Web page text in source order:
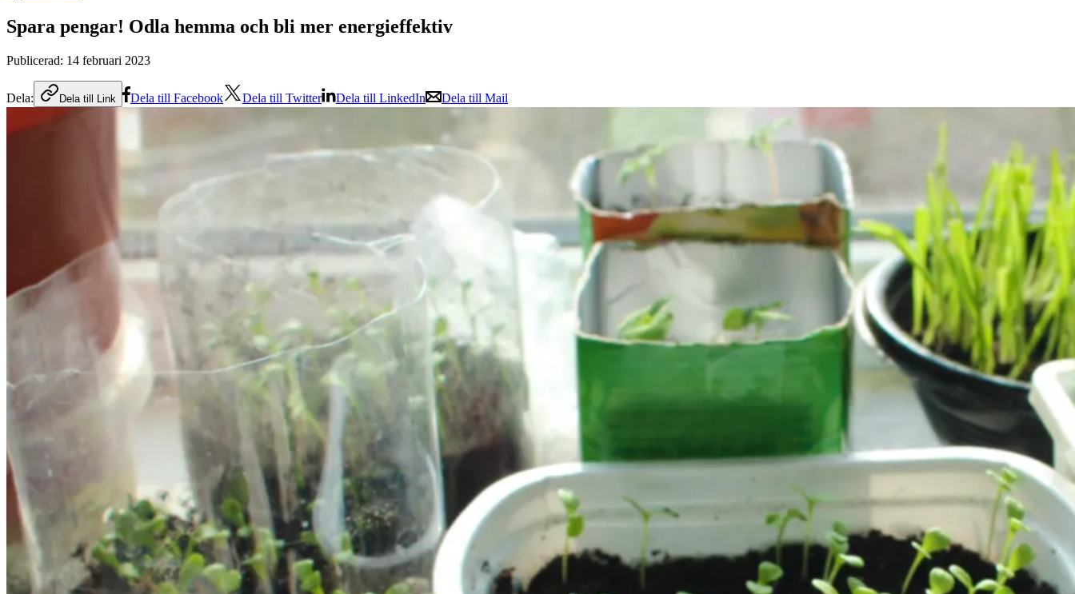
Spara pengar! Odla hemma och bli mer energieffektiv
Publicerad: 14 februari 2023
Dela: Dela till Link Dela till Facebook Dela till Twitter Dela till LinkedIn Dela till Mail